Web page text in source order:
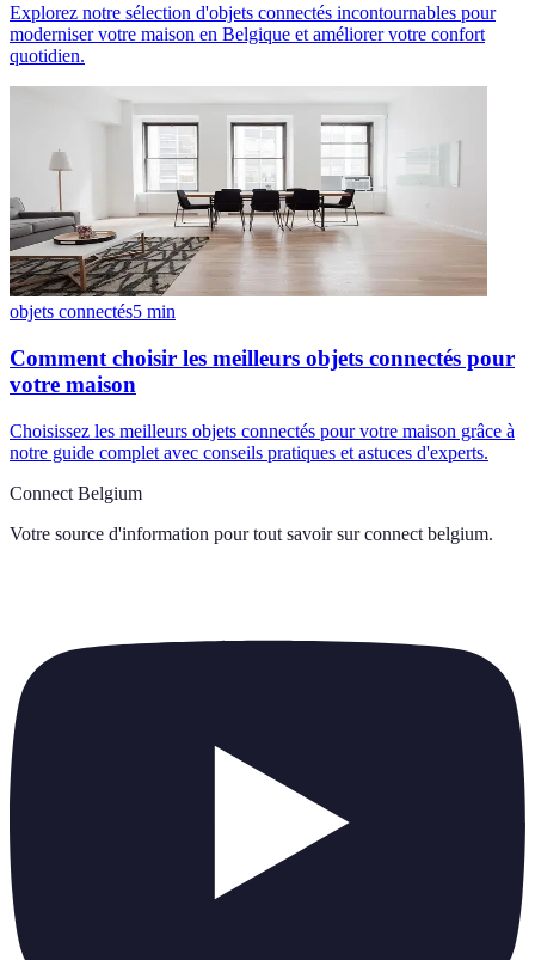
Explorez notre sélection d'objets connectés incontournables pour
moderniser votre maison en Belgique et améliorer votre confort
quotidien.
objets connectés5 min
Comment choisir les meilleurs objets connectés pour
votre maison
Choisissez les meilleurs objets connectés pour votre maison grâce à
notre guide complet avec conseils pratiques et astuces d'experts.
Connect Belgium
Votre source d'information pour tout savoir sur connect belgium.